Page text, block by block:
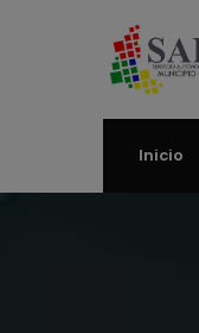
Inicio